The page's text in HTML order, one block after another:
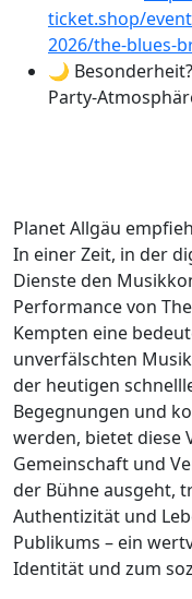
ticket.shop/
2026/the-blues-
🌙
Party-
Planet Allgäu
In einer Zeit, in der
Dienste den
Performance von
Kempten eine
unverfälschten
der heutigen
Begegnungen und
werden, bietet diese
Gemeinschaft und
der Bühne ausgeht,
Authentizität und
Publikums – ein
Identität und zum